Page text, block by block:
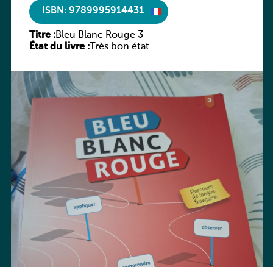
ISBN: 9789995914431
Titre :Bleu Blanc Rouge 3
État du livre :Très bon état